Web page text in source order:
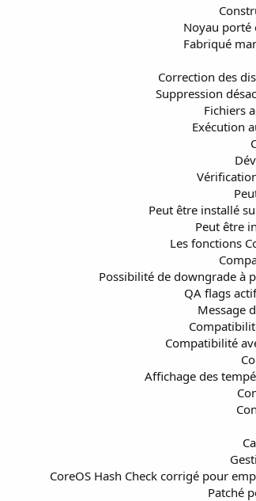
Noyau porté
Fabriqué
Correction des
Suppression
Fichiers
Exécution
Peut être installé
Peut être
Les fonctions
Possibilité de downgrade à
QA flags
Message
Compatibilité
Affichage des
CoreOS Hash Check corrigé pour
Patché